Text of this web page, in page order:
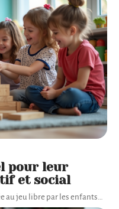
pour leur
et social
au jeu libre par les enfants